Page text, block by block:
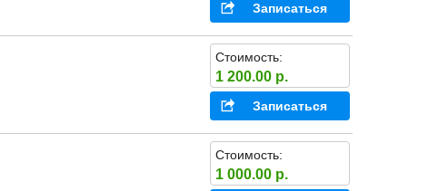
Записаться
Стоимость:
1 200.00 р.
Записаться
Стоимость:
1 000.00 р.